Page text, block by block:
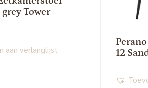
grey Tower
aan verlanglijst
12